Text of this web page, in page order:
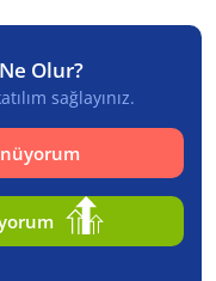
Olur?
sağlayınız.